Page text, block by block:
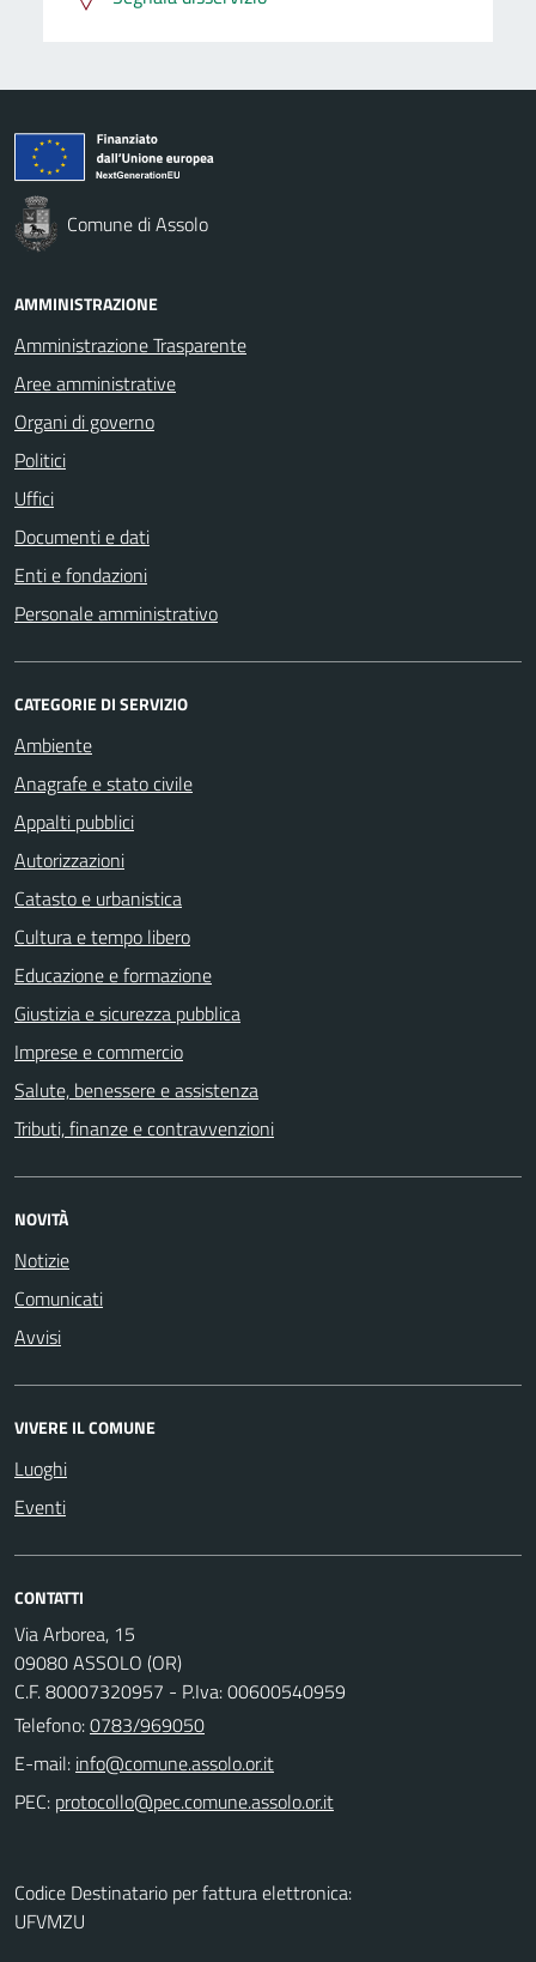
Comune di Assolo
AMMINISTRAZIONE
Amministrazione Trasparente
Aree amministrative
Organi di governo
Politici
Uffici
Documenti e dati
Enti e fondazioni
Personale amministrativo
CATEGORIE DI SERVIZIO
Ambiente
Anagrafe e stato civile
Appalti pubblici
Autorizzazioni
Catasto e urbanistica
Cultura e tempo libero
Educazione e formazione
Giustizia e sicurezza pubblica
Imprese e commercio
Salute, benessere e assistenza
Tributi, finanze e contravvenzioni
NOVITÀ
Notizie
Comunicati
Avvisi
VIVERE IL COMUNE
Luoghi
Eventi
CONTATTI
Via Arborea, 15
09080 ASSOLO (OR)
C.F. 80007320957 - P.Iva: 00600540959
Telefono:0783/969050
E-mail:
PEC:
Codice Destinatario per fattura elettronica:
UFVMZU